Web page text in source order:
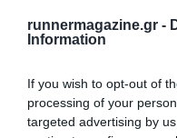
runnermagazine.gr -
Information
If you wish to opt-out of
processing of your
targeted advertising by